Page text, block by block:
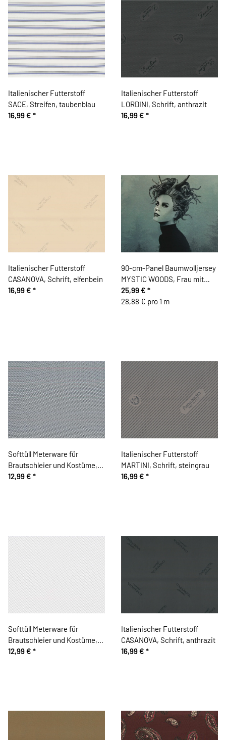
Italienischer Futterstoff
SACE, Streifen, taubenblau
16,99 € *
Italienischer Futterstoff
LORDINI, Schrift, anthrazit
16,99 € *
Italienischer Futterstoff
CASANOVA, Schrift, elfenbein
16,99 € *
90-cm-Panel Baumwolljersey
MYSTIC WOODS, Frau mit
Geweih, grüngrau, Thorsten
Berger
25,99 € *
28,88 € pro 1 m
Softtüll Meterware für
Brautschleier und Kostüme,
schwarz
12,99 € *
Italienischer Futterstoff
MARTINI, Schrift, steingrau
16,99 € *
Softtüll Meterware für
Brautschleier und Kostüme,
weiß
12,99 € *
Italienischer Futterstoff
CASANOVA, Schrift, anthrazit
16,99 € *